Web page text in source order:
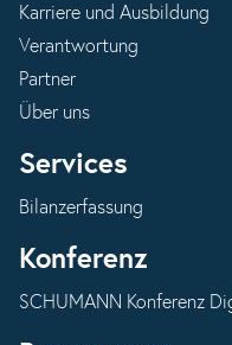
Karriere und Ausbildung
Verantwortung
Partner
Über uns
Services
Bilanzerfassung
Konferenz
SCHUMANN Konferenz